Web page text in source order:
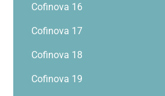
Cofinova 16
Cofinova 17
Cofinova 18
Cofinova 19